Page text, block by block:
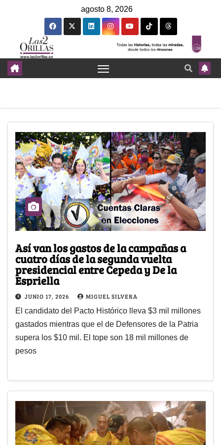
agosto 8, 2026
Así van los gastos de la campañas a
cuatro días de la segunda vuelta
presidencial entre Cepeda y De la
Espriella
JUNIO 17, 2026 MIGUEL SILVERA
El candidato del Pacto Histórico lleva $3 mil millones
gastados mientras que el de Defensores de la Patria
supera los $10 mil. El tope son 18 mil millones de
pesos